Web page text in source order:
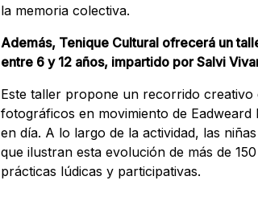
la memoria colectiva.
Además, Tenique Cultural ofrecerá un
entre 6 y 12 años, impartido por Salvi
Este taller propone un recorrido
fotográficos en movimiento de
en día. A lo largo de la actividad, las
que ilustran esta evolución de más de
prácticas lúdicas y participativas.